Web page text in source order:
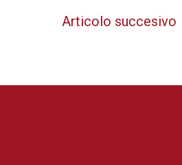
Articolo succesivo